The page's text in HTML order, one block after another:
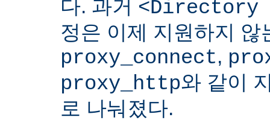
다. 과거
정은 이제 지원하지 않
proxy_connect,
proxy_http와 같이
로 나눠졌다.